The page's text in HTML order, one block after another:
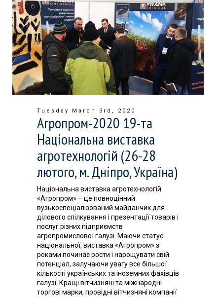
Tuesday March 3rd, 2020
Агропром-2020 19-та
Національна виставка
агротехнологій (26-28
лютого, м. Дніпро, Україна)
Національна виставка агротехнологій
«Агропром» – це повноцінний
вузькоспеціалізований майданчик для
ділового спілкування і презентації товарів і
послуг різних підприємств
агропромислової галузі. Маючи статус
національної, виставка «Агропром» з
роками починає рости і нарощувати свій
потенціал, залучаючи увагу все більшої
кількості українських та іноземних фахівців
галузі. Кращі вітчизняні та міжнародні
торгові марки, провідні вітчизняні компанії